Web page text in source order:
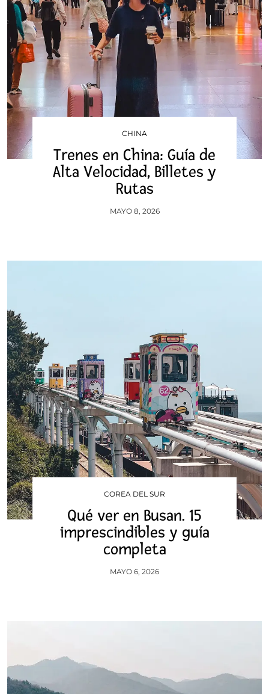
CHINA
Trenes en China: Guía de
Alta Velocidad, Billetes y
Rutas
MAYO 8, 2026
COREA DEL SUR
Qué ver en Busan. 15
imprescindibles y guía
completa
MAYO 6, 2026